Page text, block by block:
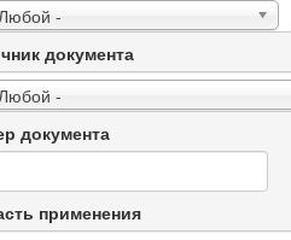
-
документа
-
документа
применения